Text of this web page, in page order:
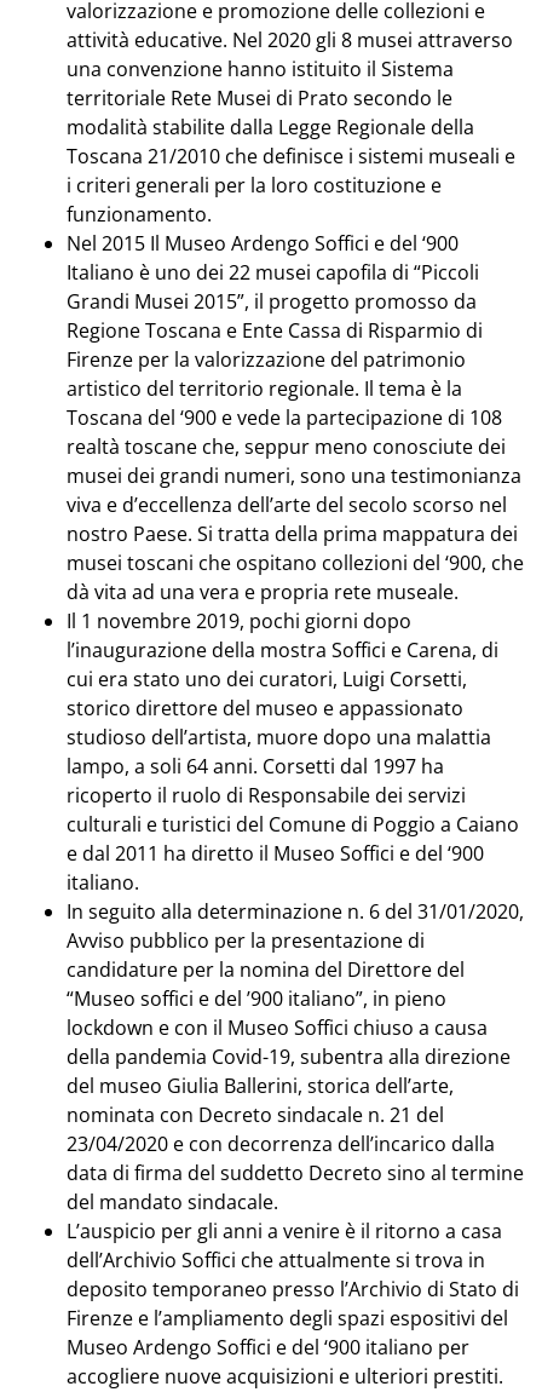
valorizzazione e promozione delle collezioni e
attività educative. Nel 2020 gli 8 musei attraverso
una convenzione hanno istituito il Sistema
territoriale Rete Musei di Prato secondo le
modalità stabilite dalla Legge Regionale della
Toscana 21/2010 che definisce i sistemi museali e
i criteri generali per la loro costituzione e
funzionamento.
Nel 2015 Il Museo Ardengo Soffici e del ‘900
Italiano è uno dei 22 musei capofila di “Piccoli
Grandi Musei 2015”, il progetto promosso da
Regione Toscana e Ente Cassa di Risparmio di
Firenze per la valorizzazione del patrimonio
artistico del territorio regionale. Il tema è la
Toscana del ‘900 e vede la partecipazione di 108
realtà toscane che, seppur meno conosciute dei
musei dei grandi numeri, sono una testimonianza
viva e d’eccellenza dell’arte del secolo scorso nel
nostro Paese. Si tratta della prima mappatura dei
musei toscani che ospitano collezioni del ‘900, che
dà vita ad una vera e propria rete museale.
Il 1 novembre 2019, pochi giorni dopo
l’inaugurazione della mostra Soffici e Carena, di
cui era stato uno dei curatori, Luigi Corsetti,
storico direttore del museo e appassionato
studioso dell’artista, muore dopo una malattia
lampo, a soli 64 anni. Corsetti dal 1997 ha
ricoperto il ruolo di Responsabile dei servizi
culturali e turistici del Comune di Poggio a Caiano
e dal 2011 ha diretto il Museo Soffici e del ‘900
italiano.
In seguito alla determinazione n. 6 del 31/01/2020,
Avviso pubblico per la presentazione di
candidature per la nomina del Direttore del
“Museo soffici e del ’900 italiano”, in pieno
lockdown e con il Museo Soffici chiuso a causa
della pandemia Covid-19, subentra alla direzione
del museo Giulia Ballerini, storica dell’arte,
nominata con Decreto sindacale n. 21 del
23/04/2020 e con decorrenza dell’incarico dalla
data di firma del suddetto Decreto sino al termine
del mandato sindacale.
L’auspicio per gli anni a venire è il ritorno a casa
dell’Archivio Soffici che attualmente si trova in
deposito temporaneo presso l’Archivio di Stato di
Firenze e l’ampliamento degli spazi espositivi del
Museo Ardengo Soffici e del ‘900 italiano per
accogliere nuove acquisizioni e ulteriori prestiti.